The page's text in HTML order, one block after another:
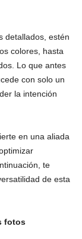
detallados, estén
colores, hasta
Lo que antes
con solo un
la intención
en una aliada
te
de esta
fotos